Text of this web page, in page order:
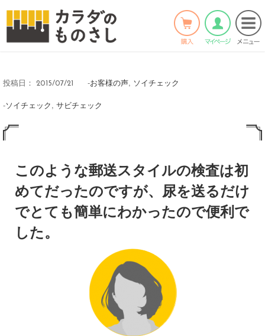
ホーム > お客様の声 >
Twitter LINE
投稿日： 2015/07/21 -お客様の声, ソイチェック
-ソイチェック, サビチェック
このような郵送スタイルの検査は初
めてだったのですが、尿を送るだけ
でとても簡単にわかったので便利で
した。